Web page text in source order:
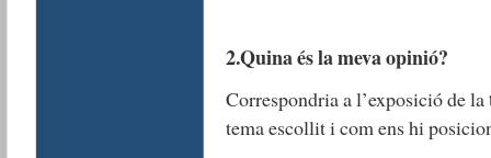
2.Quina és la meva opinió?
Correspondria a l’exposició de la
tema escollit i com ens hi